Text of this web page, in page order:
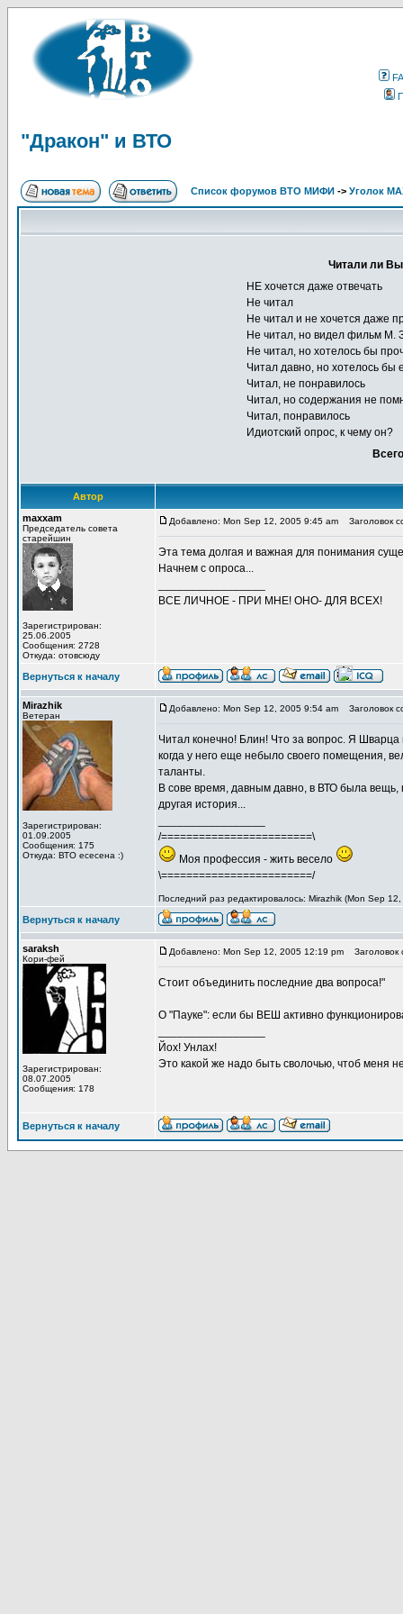
"Дракон" и ВТО
Список форумов ВТО МИФИ -> Уголок
Читали ли
НЕ хочется даже отвечать
Не читал
Не читал и не хочется даже
Не читал, но видел фильм М.
Не читал, но хотелось бы
Читал давно, но хотелось бы
Читал, не понравилось
Читал, но содержания не
Читал, понравилось
Идиотский опрос, к чему он?
Автор
maxxam
Председатель совета
старейшин
Зарегистрирован:
25.06.2005
Сообщения: 2728
Откуда: отовсюду
Добавлено: Mon Sep 12, 2005 9:45 am Заголовок
Эта тема долгая и важная для понимания
Начнем с опроса...
ВСЕ ЛИЧНОЕ - ПРИ МНЕ! ОНО- ДЛЯ ВСЕХ!
Вернуться к началу
Mirazhik
Ветеран
Зарегистрирован:
01.09.2005
Сообщения: 175
Откуда: ВТО есесена :)
Добавлено: Mon Sep 12, 2005 9:54 am Заголовок
Читал конечно! Блин! Что за вопрос. Я
когда у него еще небыло своего помещения,
таланты.
В сове время, давным давно, в ВТО была
другая история...
/========================\
Моя профессия - жить весело
\========================/
Последний раз редактировалось: Mirazhik (Mon Sep
Вернуться к началу
saraksh
Кори-фей
Зарегистрирован:
08.07.2005
Сообщения: 178
Добавлено: Mon Sep 12, 2005 12:19 pm Заголовок
Стоит объединить последние два вопроса!"
О "Пауке": если бы ВЕШ активно
Йох! Унлах!
Это какой же надо быть сволочью, чтоб меня
Вернуться к началу